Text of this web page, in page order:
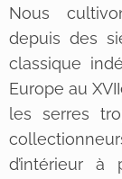
Nous
depuis des
classique
Europe au
les serres
d’intérieur à